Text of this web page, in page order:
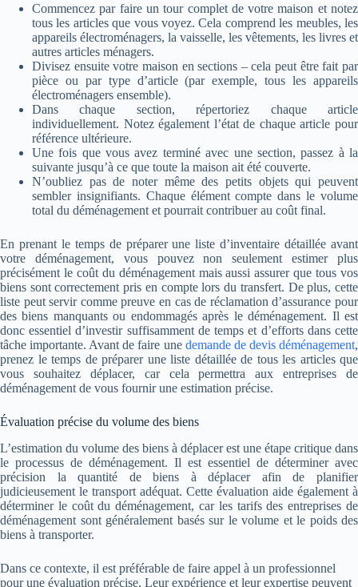
Commencez par faire un tour complet de votre maison et notez
tous les articles que vous voyez. Cela comprend les meubles, les
appareils électroménagers, la vaisselle, les vêtements, les livres et
autres articles ménagers.
Divisez ensuite votre maison en sections – cela peut être fait par
pièce ou par type d’article (par exemple, tous les appareils
électroménagers ensemble).
Dans chaque section, répertoriez chaque article
individuellement. Notez également l’état de chaque article pour
référence ultérieure.
Une fois que vous avez terminé avec une section, passez à la
suivante jusqu’à ce que toute la maison ait été couverte.
N’oubliez pas de noter même des petits objets qui peuvent
sembler insignifiants. Chaque élément compte dans le volume
total du déménagement et pourrait contribuer au coût final.
En prenant le temps de préparer une liste d’inventaire détaillée avant
votre déménagement, vous pouvez non seulement estimer plus
précisément le coût du déménagement mais aussi assurer que tous vos
biens sont correctement pris en compte lors du transfert. De plus, cette
liste peut servir comme preuve en cas de réclamation d’assurance pour
des biens manquants ou endommagés après le déménagement. Il est
donc essentiel d’investir suffisamment de temps et d’efforts dans cette
tâche importante. Avant de faire une demande de devis déménagement,
prenez le temps de préparer une liste détaillée de tous les articles que
vous souhaitez déplacer, car cela permettra aux entreprises de
déménagement de vous fournir une estimation précise.
Évaluation précise du volume des biens
L’estimation du volume des biens à déplacer est une étape critique dans
le processus de déménagement. Il est essentiel de déterminer avec
précision la quantité de biens à déplacer afin de planifier
judicieusement le transport adéquat. Cette évaluation aide également à
déterminer le coût du déménagement, car les tarifs des entreprises de
déménagement sont généralement basés sur le volume et le poids des
biens à transporter.
Dans ce contexte, il est préférable de faire appel à un professionnel
pour une évaluation précise. Leur expérience et leur expertise peuvent